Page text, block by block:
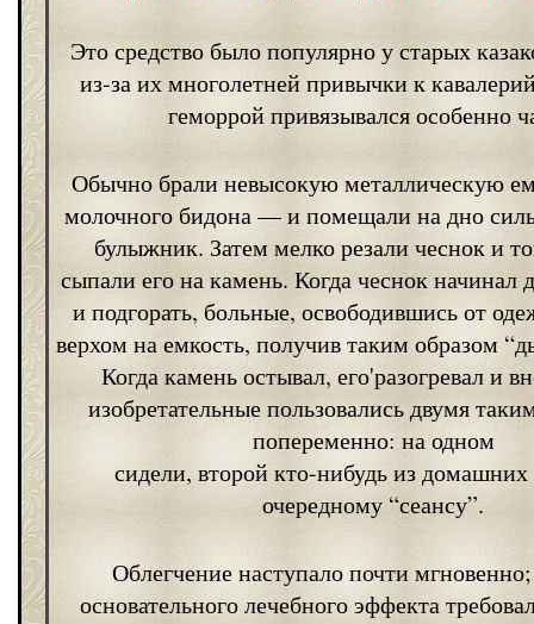
Это средство было популярно у старых
из-за их многолетней привычки к
геморрой привязывался особенно
Обычно брали невысокую металлическую
молочного бидона — и помещали на дно
булыжник. Затем мелко резали чеснок и
сыпали его на камень. Когда чеснок начинал
и подгорать, больные, освободившись от
верхом на емкость, получив таким образом
Когда камень остывал, его'разогревал и
изобретательные пользовались двумя
попеременно: на одном
сидели, второй кто-нибудь из домашних
очередному “сеансу”.
Облегчение наступало почти
основательного лечебного эффекта